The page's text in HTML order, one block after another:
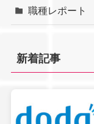
職種レポート
新着記事